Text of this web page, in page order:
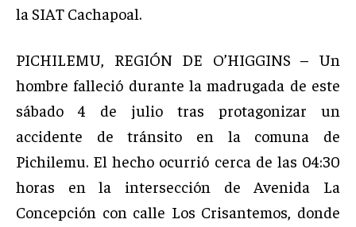
la SIAT Cachapoal.
PICHILEMU, REGIÓN DE O’HIGGINS – Un
hombre falleció durante la madrugada de este
sábado 4 de julio tras protagonizar un
accidente de tránsito en la comuna de
Pichilemu. El hecho ocurrió cerca de las 04:30
horas en la intersección de Avenida La
Concepción con calle Los Crisantemos, donde